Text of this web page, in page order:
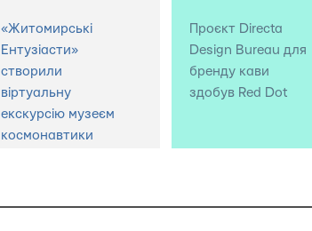
«Житомирські
Ентузіасти»
створили
віртуальну
екскурсію музеєм
космонавтики
Проєкт Directa
Design Bureau для
бренду кави
здобув Red Dot